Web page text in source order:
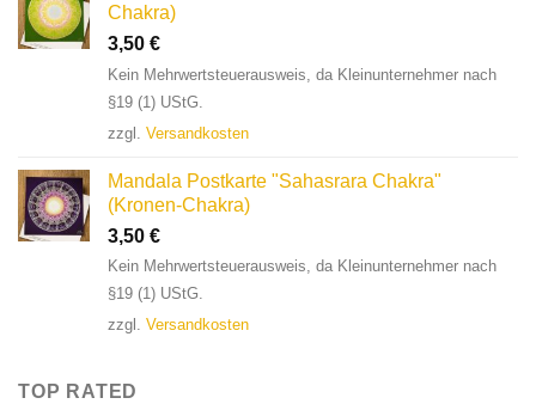
Chakra)
3,50 €
Kein Mehrwertsteuerausweis, da Kleinunternehmer nach
§19 (1) UStG.
zzgl. Versandkosten
Mandala Postkarte "Sahasrara Chakra"
(Kronen-Chakra)
3,50 €
Kein Mehrwertsteuerausweis, da Kleinunternehmer nach
§19 (1) UStG.
zzgl. Versandkosten
TOP RATED